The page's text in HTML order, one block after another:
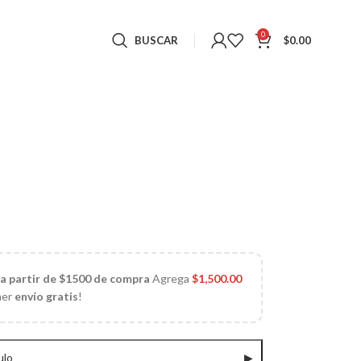
BUSCAR 0 $0.00
partir de $1500 de compra Agrega$1,500.00
envío gratis!
▶